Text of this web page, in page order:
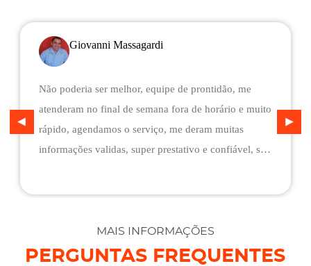
Giovanni Massagardi
Não poderia ser melhor, equipe de prontidão, me
atenderam no final de semana fora de horário e muito
rápido, agendamos o serviço, me deram muitas
informações validas, super prestativo e confiável, são
desviaram para uma oficina mais próximo, sem
qualquer custo na maior boa vontade.
MAIS INFORMAÇÕES
PERGUNTAS FREQUENTES